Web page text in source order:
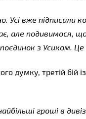
Усі вже підписали
але подивимося,
з Усиком.
думку, третій
гроші в